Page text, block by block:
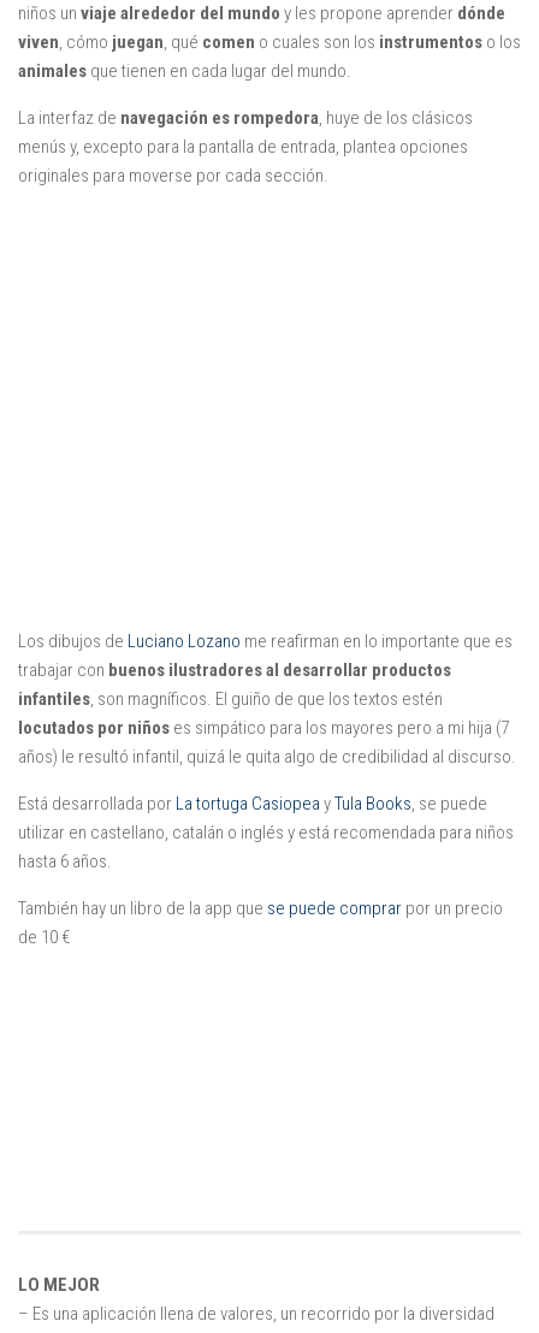
Disney
Dr Panda
Kalimba
Lego
niños un viaje alrededor del mundo y les propone aprender dónde
viven, cómo juegan, qué comen o cuales son los instrumentos o los
animales que tienen en cada lugar del mundo.
La interfaz de navegación es rompedora, huye de los clásicos
menús y, excepto para la pantalla de entrada, plantea opciones
originales para moverse por cada sección.
Los dibujos de Luciano Lozano me reafirman en lo importante que es
trabajar con buenos ilustradores al desarrollar productos
infantiles, son magníficos. El guiño de que los textos estén
locutados por niños es simpático para los mayores pero a mi hija (7
años) le resultó infantil, quizá le quita algo de credibilidad al discurso.
Está desarrollada por La tortuga Casiopea yTula Books, se puede
utilizar en castellano, catalán o inglés y está recomendada para niños
hasta 6 años.
También hay un libro de la app que se puede comprar por un precio
de 10 €
LO MEJOR
– Es una aplicación llena de valores, un recorrido por la diversidad